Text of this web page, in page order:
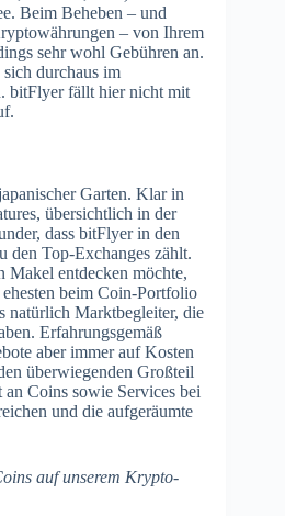
Beim Beheben – und
– von Ihrem
sehr wohl Gebühren an.
durchaus im
bitFlyer fällt hier nicht mit
Garten. Klar in
übersichtlich in der
dass bitFlyer in den
den Top-Exchanges zählt.
Makel entdecken möchte,
beim Coin-Portfolio
natürlich Marktbegleiter, die
Erfahrungsgemäß
aber immer auf Kosten
überwiegenden Großteil
Coins sowie Services bei
und die aufgeräumte
auf unserem Krypto-